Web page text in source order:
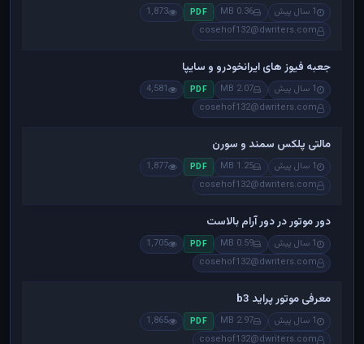
1 سال پیش 0.36 MB
PDF
1,873
cosehof132@dwriters.com
جعبه فیوز های ایرانخودرو و سایپا
1 سال پیش 2.07 MB
PDF
4,581
cosehof132@dwriters.com
مالتی پلکس سمند و سورن
1 سال پیش 1.25 MB
PDF
1,877
cosehof132@dwriters.com
دور موتور در دور آرام بالاست
1 سال پیش 0.59 MB
PDF
1,705
cosehof132@dwriters.com
معرفی موتور پراید b3
1 سال پیش 2.97 MB
PDF
1,865
cosehof132@dwriters.com